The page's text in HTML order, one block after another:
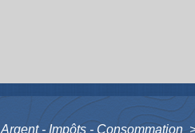
Argent - Impôts - Consommation